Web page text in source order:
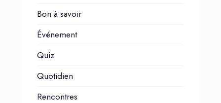
Bon à savoir
Événement
Quiz
Quotidien
Rencontres